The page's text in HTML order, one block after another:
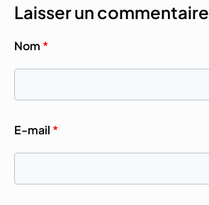
Laisser un commentaire
Nom *
E-mail *